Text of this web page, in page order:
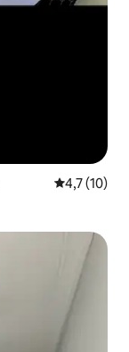
4,7 de uma
4,7 (10)